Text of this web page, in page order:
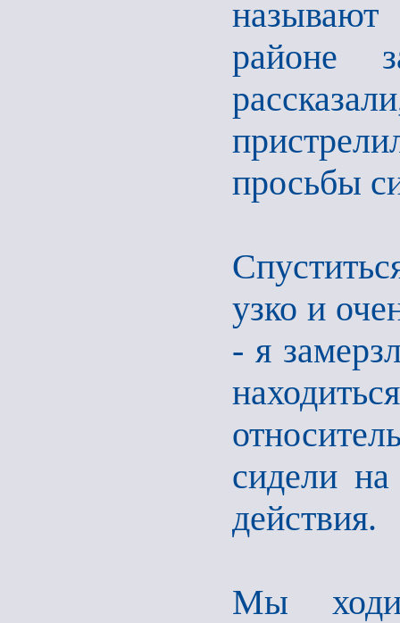
районе
просьбы
узко и
- я
сидели
действия.
Мы